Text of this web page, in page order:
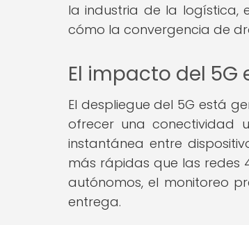
la industria de la logística,
cómo la convergencia de
El impacto del
El despliegue del 5G está
ofrecer una conectividad
instantánea entre
más rápidas que las redes
autónomos, el monitoreo
entrega.